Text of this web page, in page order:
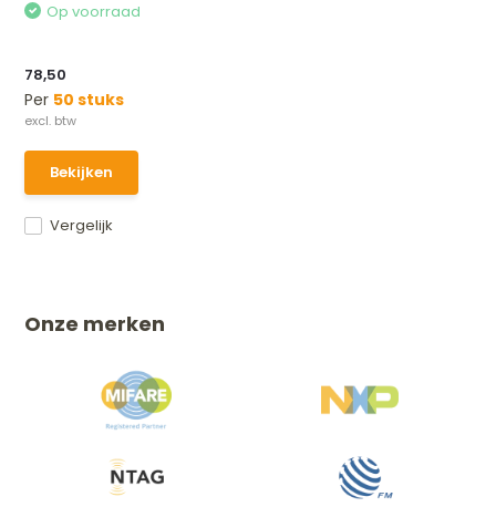
Vergelijk
Op voorraad
78,50
Per 50 stuks
Bekijken
Onze merken